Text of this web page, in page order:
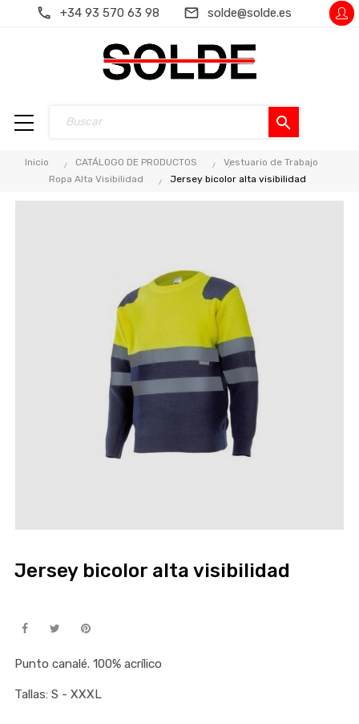
+34 93 570 63 98 solde@solde.es
search
Inicio CATÁLOGO DE PRODUCTOS
Vestuario de Trabajo
Ropa Alta Visibilidad
Jersey bicolor alta visibilidad
Jersey bicolor alta visibilidad
Punto canalé. 100% acrílico
Tallas: S - XXXL